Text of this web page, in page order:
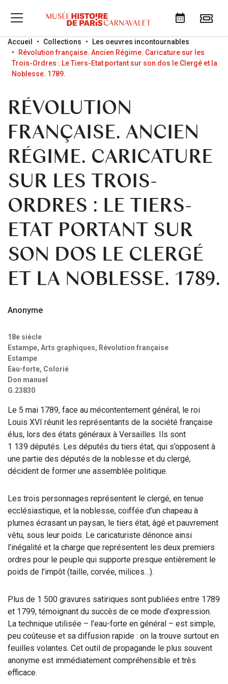
Go to menu
Go to content
Go to search
Accueil Collections
Les oeuvres incontournables
Révolution française. Ancien Régime. Caricature sur les
Trois-Ordres : Le Tiers-Etat portant sur son dos le Clergé et la
Noblesse. 1789.
RÉVOLUTION
FRANÇAISE. ANCIEN
RÉGIME. CARICATURE
SUR LES TROIS-
ORDRES : LE TIERS-
ETAT PORTANT SUR
SON DOS LE CLERGÉ
ET LA NOBLESSE. 1789.
Anonyme
18e siècle
Estampe, Arts graphiques, Révolution française
Estampe
Eau-forte, Colorié
Don manuel
G.23830
Le 5 mai 1789, face au mécontentement général, le roi
Louis XVI réunit les représentants de la société française
élus, lors des états généraux à Versailles. Ils sont
1 139 députés. Les députés du tiers état, qui s’opposent à
une partie des députés de la noblesse et du clergé,
décident de former une assemblée politique.
Les trois personnages représentent le clergé, en tenue
ecclésiastique, et la noblesse, coiffée d’un chapeau à
plumes écrasant un paysan, le tiers état, âgé et pauvrement
vêtu, sous leur poids. Le caricaturiste dénonce ainsi
l’inégalité et la charge que représentent les deux premiers
ordres pour le peuple qui supporte presque entièrement le
poids de l’impôt (taille, corvée, milices…).
Plus de 1 500 gravures satiriques sont publiées entre 1789
et 1799, témoignant du succès de ce mode d’expression.
La technique utilisée – l’eau-forte en général – est simple,
peu coûteuse et sa diffusion rapide : on la trouve surtout en
feuilles volantes. Cet outil de propagande le plus souvent
anonyme est immédiatement compréhensible et très
efficace.